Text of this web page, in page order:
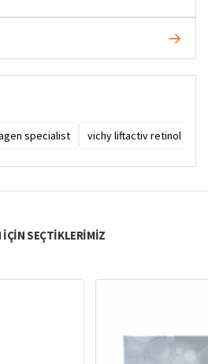
specialist vichy liftactiv retinol
SEÇTIKLERIMIZ